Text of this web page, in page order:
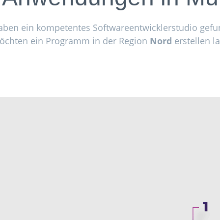
ein kompetentes Softwareentwicklerstudio
ein Programm in der Region Nord erstellen